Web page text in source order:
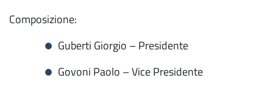
Composizione:
Guberti Giorgio – Presidente
Govoni Paolo – Vice Presidente